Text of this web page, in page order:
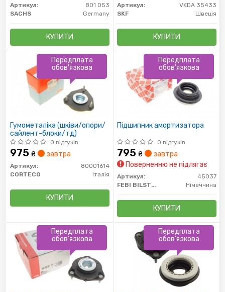
Артикул:
801 053
SACHS
Germany
КУПИТИ
Артикул:
VKDA 35433
SKF
Швеція
КУПИТИ
Гумометаліка (шківи/опори/
сайлент-блоки/тд)
0 відгуків
975 ₴ завтра
Артикул:
80001614
CORTECO
Італія
КУПИТИ
Передплата
обов'язкова
Підшипник амортизатора
0 відгуків
795 ₴
завтра
Поверненню не підлягає
Артикул:
45037
FEBI BILSTEIN
Німеччина
КУПИТИ
Передплата
обов'язкова
Передплата
обов'язкова
Передплата
обов'язкова